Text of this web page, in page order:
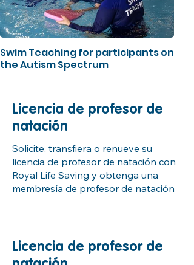
Swim Teaching for participants on
the Autism Spectrum
Licencia de profesor de
natación
Solicite, transfiera o renueve su
licencia de profesor de natación con
Royal Life Saving y obtenga una
membresía de profesor de natación
Licencia de profesor de